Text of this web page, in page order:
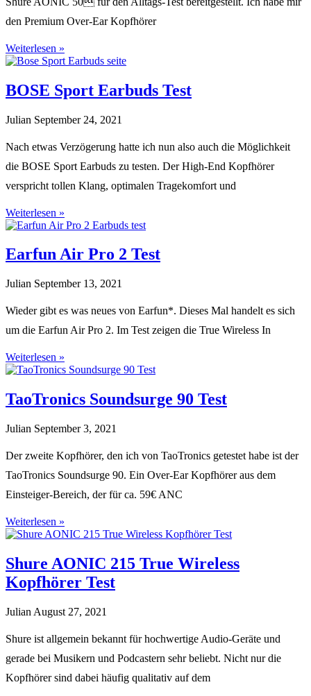
den Premium Over-Ear Kopfhörer
Weiterlesen »
BOSE Sport Earbuds Test
Julian September 24, 2021
Nach etwas Verzögerung hatte ich nun also auch die Möglichkeit
die BOSE Sport Earbuds zu testen. Der High-End Kopfhörer
verspricht tollen Klang, optimalen Tragekomfort und
Weiterlesen »
Earfun Air Pro 2 Test
Julian September 13, 2021
Wieder gibt es was neues von Earfun*. Dieses Mal handelt es sich
um die Earfun Air Pro 2. Im Test zeigen die True Wireless In
Weiterlesen »
TaoTronics Soundsurge 90 Test
Julian September 3, 2021
Der zweite Kopfhörer, den ich von TaoTronics getestet habe ist der
TaoTronics Soundsurge 90. Ein Over-Ear Kopfhörer aus dem
Einsteiger-Bereich, der für ca. 59€ ANC
Weiterlesen »
Shure AONIC 215 True Wireless
Kopfhörer Test
Julian August 27, 2021
Shure ist allgemein bekannt für hochwertige Audio-Geräte und
gerade bei Musikern und Podcastern sehr beliebt. Nicht nur die
Kopfhörer sind dabei häufig qualitativ auf dem